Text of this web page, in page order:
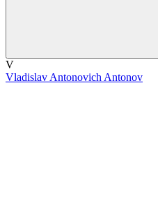
V
Vladislav Antonovich Antonov